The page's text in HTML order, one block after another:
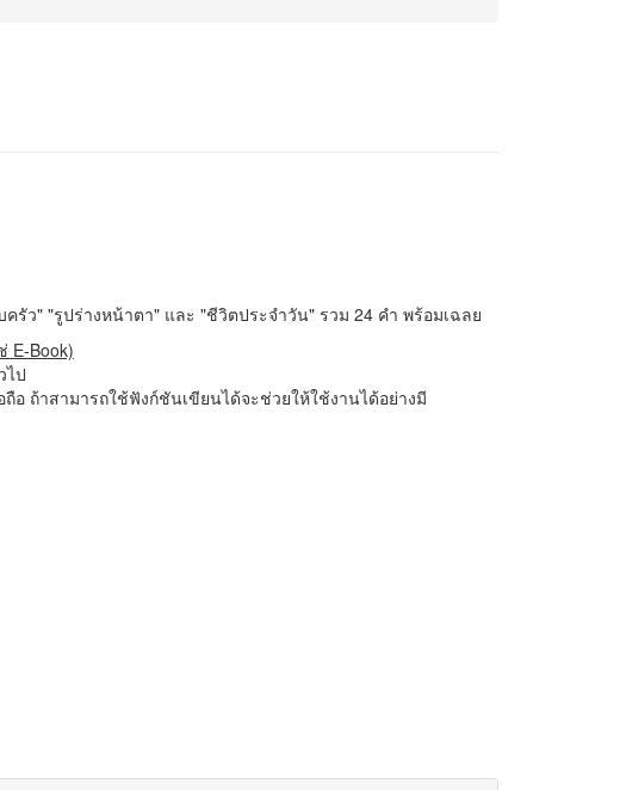
" "รูปร่างหน้าตา" และ "ชีวิตประจำวัน" รวม 24 คำ พร้อมเฉลย
E-Book)
ไป
ถ้าสามารถใช้ฟังก์ชันเขียนได้จะช่วยให้ใช้งานได้อย่างมี